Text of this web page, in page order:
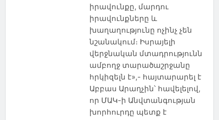
իրավունքը, մարդու
իրավունքները և
խաղաղությունը ոչինչ չեն
նշանակում։ Իսրայելի
վերջնական մտադրությունն
ամբողջ տարածաշրջանը
հրկիզելն է»,- հայտարարել է
Աբբաս Արաղչին՝ հավելելով,
որ ՄԱԿ-ի Անվտանգության
խորհուրդը պետք է